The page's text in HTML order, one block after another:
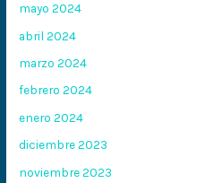
mayo 2024
abril 2024
marzo 2024
febrero 2024
enero 2024
diciembre 2023
noviembre 2023